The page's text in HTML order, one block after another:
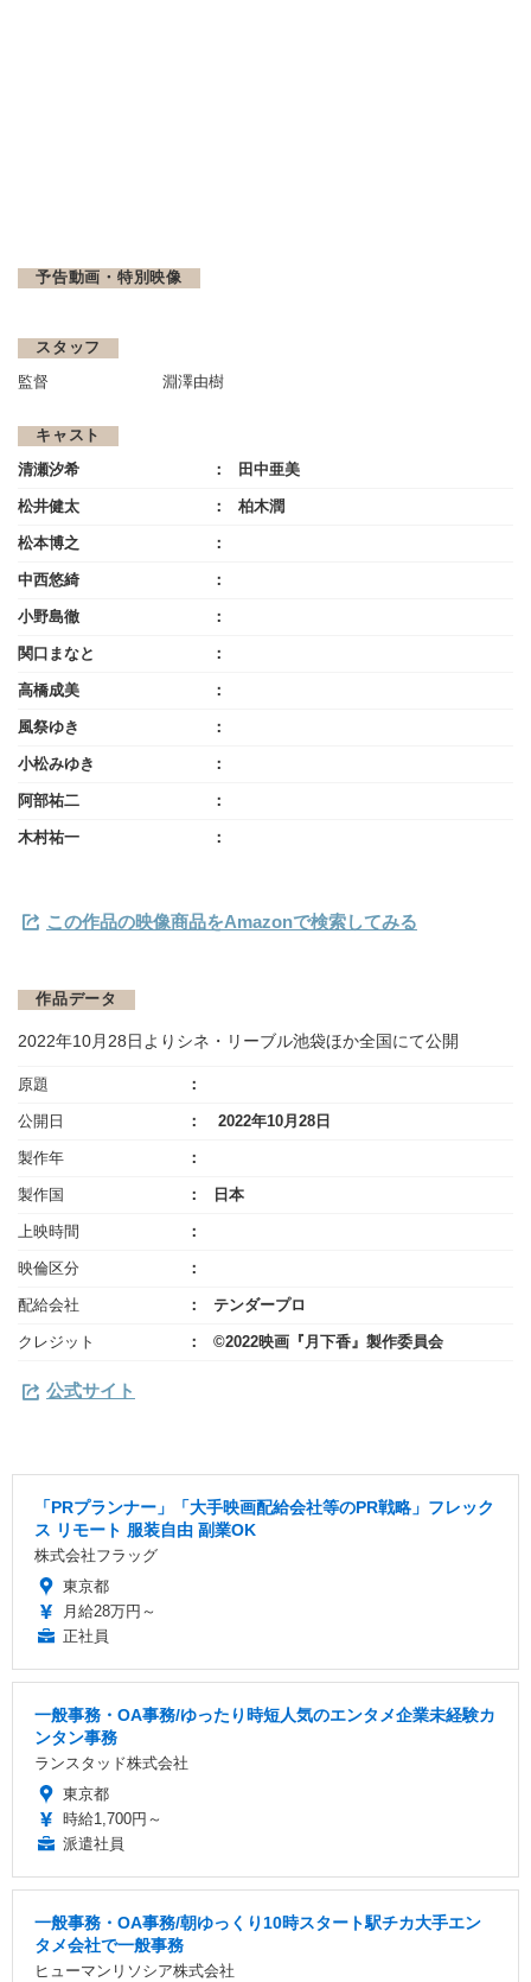
予告動画・特別映像
スタッフ
監督 淵澤由樹
キャスト
清瀬汐希 田中亜美
松井健太 柏木潤
松本博之
中西悠綺
小野島徹
関口まなと
高橋成美
風祭ゆき
小松みゆき
阿部祐二
木村祐一
この作品の映像商品をAmazonで検索してみる
作品データ
2022年10月28日よりシネ・リーブル池袋ほか全国にて公開
原題
公開日 2022年10月28日
製作年
製作国 日本
上映時間
映倫区分
配給会社 テンダープロ
クレジット ©2022映画『月下香』製作委員会
公式サイト
「PRプランナー」「大手映画配給会社等のPR戦略」フレック
ス リモート 服装自由 副業OK
株式会社フラッグ
東京都
月給28万円～
正社員
一般事務・OA事務/ゆったり時短人気のエンタメ企業未経験カ
ンタン事務
ランスタッド株式会社
東京都
時給1,700円～
派遣社員
一般事務・OA事務/朝ゆっくり10時スタート駅チカ大手エン
タメ会社で一般事務
ヒューマンリソシア株式会社